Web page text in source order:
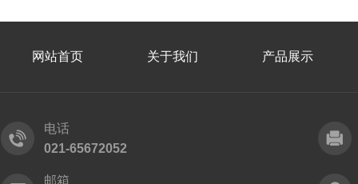
网站首页 关于我们 产品展示
电话
021-65672052
邮箱